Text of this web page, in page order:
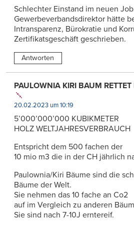
Schlechter Einstand im neuen
Gewerbeverbandsdirektor hätte
Intransparenz, Bürokratie und
Zertifikatsgeschäft geschrieben.
Antworten
PAULOWNIA KIRI BAUM RETTET
20.02.2023 um 10:19
5’000’000’000 KUBIKMETER
HOLZ WELTJAHRESVERBRAUCH
Entspricht dem 500 fachen der
10 mio m3 die in der CH jährlich
Paulownia/Kiri Bäume sind die
Bäume der Welt.
Sie nehmen das 10 fache an Co2
auf im Vergleich zu anderen
Sie sind nach 7-10J erntereif.